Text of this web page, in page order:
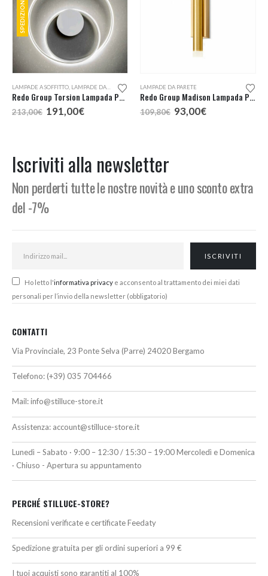
LAMPADE A SOFFITTO LAMPADE DA PARETE
Redo Group Torsion Lampada Parete o Soffitto LED
213,00€ Il
prezzo
191,00€Il
LAMPADE DA PARETE
Redo Group Madison Lampada Parete LED 1 Luce
109,80€ Il
prezzo
93,00€Il
Iscriviti alla newsletter
Non perderti tutte le nostre novità e uno sconto extra
del -7%
Ho letto l'informativa privacy e acconsento al trattamento dei miei dati
personali per l’invio della newsletter (obbligatorio)
CONTATTI
Via Provinciale, 23 Ponte Selva (Parre) 24020 Bergamo
Telefono: (+39) 035 704466
Mail:info@stilluce-store.it
Assistenza: account@stilluce-store.it
Lunedì – Sabato · 9:00 – 12:30 / 15:30 – 19:00 Mercoledì e Domenica
· Chiuso - Apertura su appuntamento
PERCHÉ STILLUCE-STORE?
Recensioni verificate e certificate Feedaty
Spedizione gratuita per gli ordini superiori a 99 €
I tuoi acquisti sono garantiti al 100%